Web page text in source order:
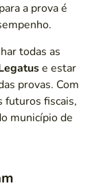
a prova é
todas as
e estar
provas. Com
futuros fiscais,
município de